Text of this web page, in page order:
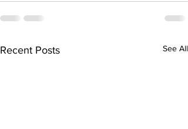
Recent Posts See All